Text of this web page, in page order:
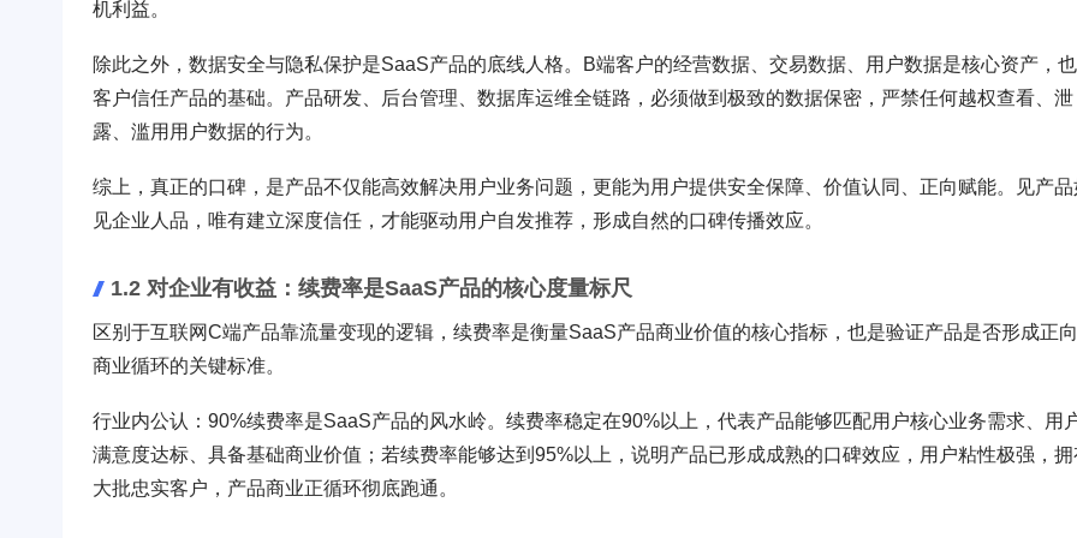
机利益。
除此之外，数据安全与隐私保护是SaaS产品的底线人格。B端客户的经营数据、交易数据、用户数据是核心资产，
客户信任产品的基础。产品研发、后台管理、数据库运维全链路，必须做到极致的数据保密，严禁任何越权查看、泄
露、滥用用户数据的行为。
综上，真正的口碑，是产品不仅能高效解决用户业务问题，更能为用户提供安全保障、价值认同、正向赋能。见产品
见企业人品，唯有建立深度信任，才能驱动用户自发推荐，形成自然的口碑传播效应。
1.2 对企业有收益：续费率是SaaS产品的核心度量标尺
区别于互联网C端产品靠流量变现的逻辑，续费率是衡量SaaS产品商业价值的核心指标，也是验证产品是否形成正向
商业循环的关键标准。
行业内公认：90%续费率是SaaS产品的风水岭。续费率稳定在90%以上，代表产品能够匹配用户核心业务需求、用
满意度达标、具备基础商业价值；若续费率能够达到95%以上，说明产品已形成成熟的口碑效应，用户粘性极强，拥
大批忠实客户，产品商业正循环彻底跑通。